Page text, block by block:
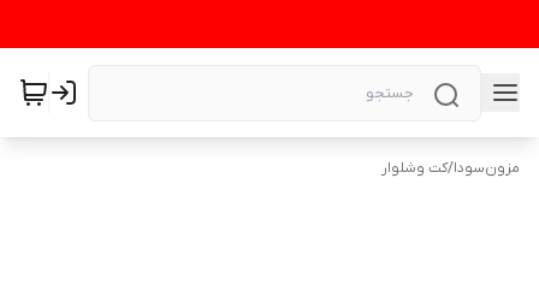
مزون‌سودا/کت وشلوار